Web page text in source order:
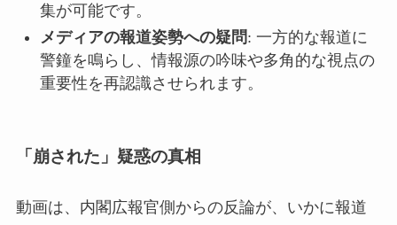
集が可能です。
メディアの報道姿勢への疑問: 一方的な報道に
警鐘を鳴らし、情報源の吟味や多角的な視点の
重要性を再認識させられます。
「崩された」疑惑の真相
動画は、内閣広報官側からの反論が、いかに報道